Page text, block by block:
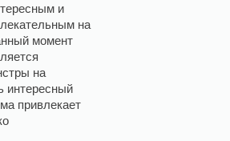
и
на
момент
на
интересный
привлекает